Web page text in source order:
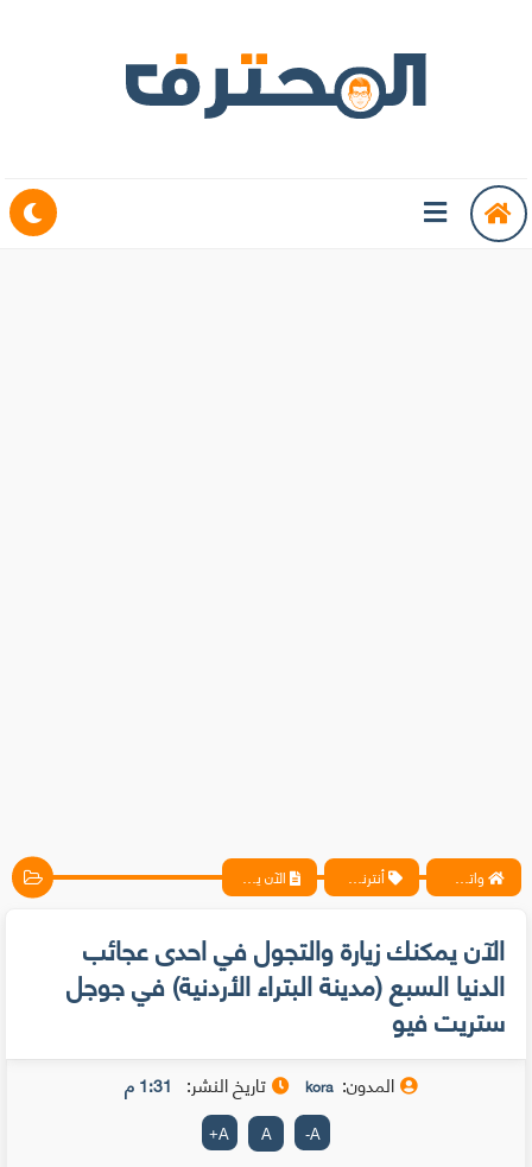
واتس آب ، فيسبوك ، أنترنت ، شروحات تقنية حصرية - المحترف أنترنت، مقالات الآن يمكنك زيارة والتجول في احدى عجائب الدنيا السبع (مدينة البتراء الأردنية) في جوجل ستريت فيو
الآن يمكنك زيارة والتجول في احدى عجائب
الدنيا السبع (مدينة البتراء الأردنية) في جوجل
ستريت فيو
المدون: kora تاريخ النشر: 1:31 م
A
-
A
A
+